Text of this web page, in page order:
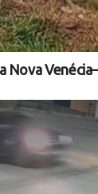
Nova